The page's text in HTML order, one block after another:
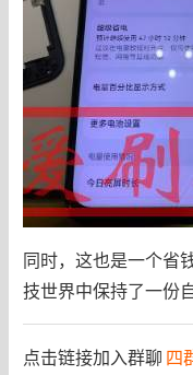
同时，这也是一个省
技世界中保持了一份
点击链接加入群聊 四